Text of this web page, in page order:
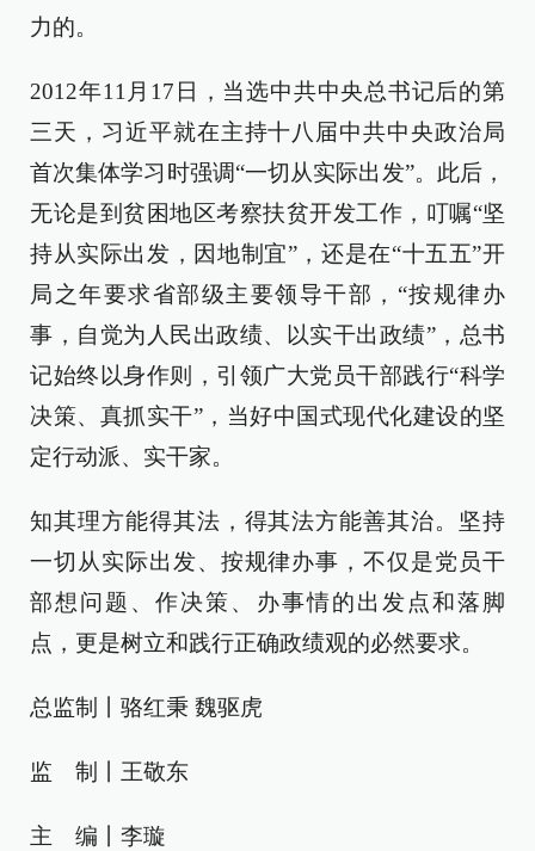
力的。
2012年11月17日，当选中共中央总书记后的第
三天，习近平就在主持十八届中共中央政治局
首次集体学习时强调“一切从实际出发”。此后，
无论是到贫困地区考察扶贫开发工作，叮嘱“坚
持从实际出发，因地制宜”，还是在“十五五”开
局之年要求省部级主要领导干部，“按规律办
事，自觉为人民出政绩、以实干出政绩”，总书
记始终以身作则，引领广大党员干部践行“科学
决策、真抓实干”，当好中国式现代化建设的坚
定行动派、实干家。
知其理方能得其法，得其法方能善其治。坚持
一切从实际出发、按规律办事，不仅是党员干
部想问题、作决策、办事情的出发点和落脚
点，更是树立和践行正确政绩观的必然要求。
总监制丨骆红秉 魏驱虎
监 制丨王敬东
主 编丨李璇